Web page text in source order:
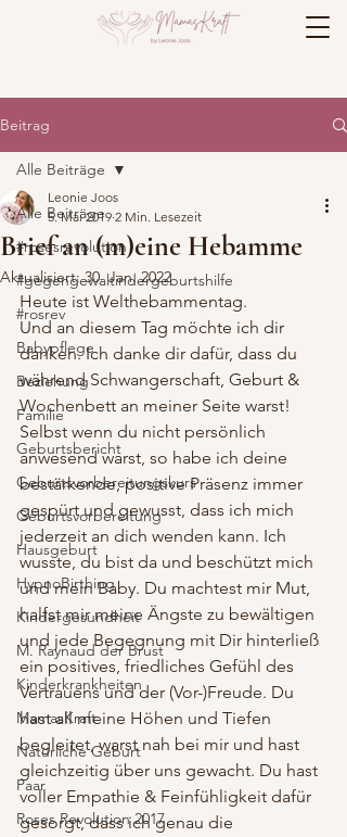
Beitrag
Alle Beiträge
#rosesrevolution
#gegengewaltindergeburtshilfe
#rosrev
Babypflege
Beziehung
Familie
Geburtsbericht
Geburtsvorbereitungskurs
Geburtsvorbereitung
Hausgeburt
HypnoBirthing
Kindergesundheit
M. Raynaud der Brust
Kinderkrankheiten
MamasKraft
Natürliche Geburt
Paar
Roses Revolution 2017
Alle Beiträge
Brief an (m)eine Hebamme
Leonie Joos
5. Mai 2019 2 Min. Lesezeit
Aktualisiert:30. Jan. 2022
Heute ist Welthebammentag.
Und an diesem Tag möchte ich dir
danken. Ich danke dir dafür, dass du
während Schwangerschaft, Geburt &
Wochenbett an meiner Seite warst!
Selbst wenn du nicht persönlich
anwesend warst, so habe ich deine
bestärkende, positive Präsenz immer
gespürt und gewusst, dass ich mich
jederzeit an dich wenden kann. Ich
wusste, du bist da und beschützt mich
und mein Baby. Du machtest mir Mut,
halfst mir meine Ängste zu bewältigen
und jede Begegnung mit Dir hinterließ
ein positives, friedliches Gefühl des
Vertrauens und der (Vor-)Freude. Du
hast all meine Höhen und Tiefen
begleitet, warst nah bei mir und hast
gleichzeitig über uns gewacht. Du hast
voller Empathie & Feinfühligkeit dafür
gesorgt, dass ich genau die